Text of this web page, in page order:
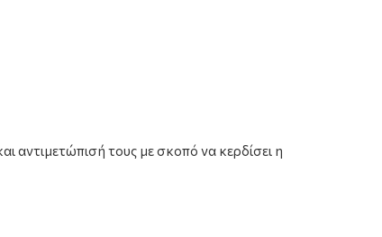
αντιμετώπισή τους με σκοπό να κερδίσει η